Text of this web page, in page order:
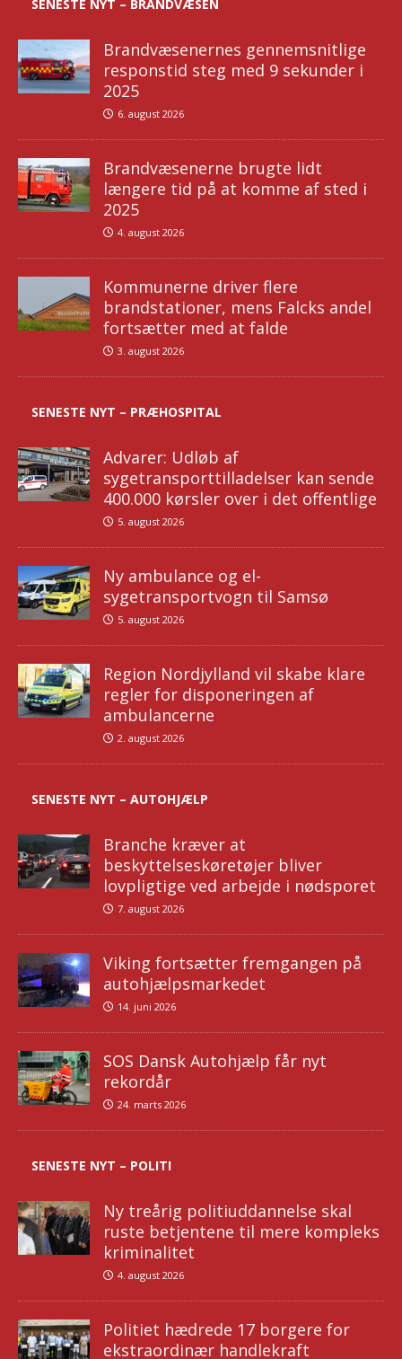
SENESTE NYT – BRANDVÆSEN
Brandvæsenernes gennemsnitlige
responstid steg med 9 sekunder i
2025
6. august 2026
Brandvæsenerne brugte lidt
længere tid på at komme af sted i
2025
4. august 2026
Kommunerne driver flere
brandstationer, mens Falcks andel
fortsætter med at falde
3. august 2026
SENESTE NYT – PRÆHOSPITAL
Advarer: Udløb af
sygetransporttilladelser kan sende
400.000 kørsler over i det offentlige
5. august 2026
Ny ambulance og el-
sygetransportvogn til Samsø
5. august 2026
Region Nordjylland vil skabe klare
regler for disponeringen af
ambulancerne
2. august 2026
SENESTE NYT – AUTOHJÆLP
Branche kræver at
beskyttelseskøretøjer bliver
lovpligtige ved arbejde i nødsporet
7. august 2026
Viking fortsætter fremgangen på
autohjælpsmarkedet
14. juni 2026
SOS Dansk Autohjælp får nyt
rekordår
24. marts 2026
SENESTE NYT – POLITI
Ny treårig politiuddannelse skal
ruste betjentene til mere kompleks
kriminalitet
4. august 2026
Politiet hædrede 17 borgere for
ekstraordinær handlekraft